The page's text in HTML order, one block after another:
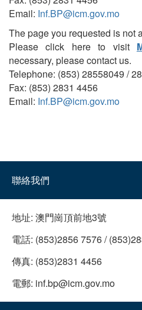
Email: Inf.BP@icm.gov.mo
The page you requested is not
Please click here to visit
necessary, please contact us.
Telephone: (853) 28558049 /
Fax: (853) 2831 4456
Email: Inf.BP@icm.gov.mo
聯絡我們
地址: 澳門崗頂前地3號
電話: (853)2856 7576 /
傳真: (853)2831 4456
電郵: inf.bp@icm.gov.mo